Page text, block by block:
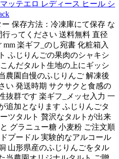
ッテエロ レディース ヒール シ
保存方法：冷凍庫にて保存 な
ってください 送料無料 直径
楽ギフ_のし宛書 化粧箱入
ふじりんごの果肉のシャキシ
んだタルト生地の上にギッシ
農園自慢のふじりんご 解凍後
い 発送時期 サクサクと食感の
抜群です 楽ギフ_メッセ入力 一
追加となります ふじりんごタ
ツタルト 贅沢なタルトが出来
グラニュー糖 小麦粉 ご注文順
プードル 実験的なアルコール
山形県産のふじりんごをタル